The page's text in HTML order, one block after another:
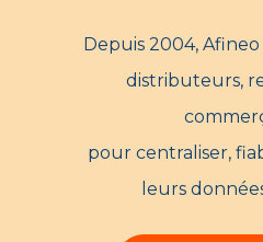
Depuis 2004,
distributeurs,
pour centraliser,
leurs